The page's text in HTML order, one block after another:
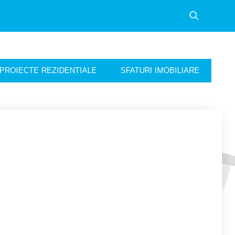
PROIECTE REZIDENTIALE SFATURI IMOBILIARE